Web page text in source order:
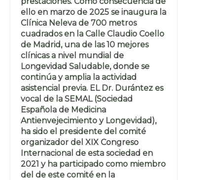
ello en marzo de 2025 se inaugura la
Clínica Neleva de 700 metros
cuadrados en la Calle Claudio Coello
de Madrid, una de las 10 mejores
clínicas a nivel mundial de
Longevidad Saludable, donde se
continúa y amplia la actividad
asistencial previa. EL Dr. Durántez es
vocal de la SEMAL (Sociedad
Española de Medicina
Antienvejecimiento y Longevidad),
ha sido el presidente del comité
organizador del XIX Congreso
Internacional de esta sociedad en
2021 y ha participado como miembro
del de este comité en la